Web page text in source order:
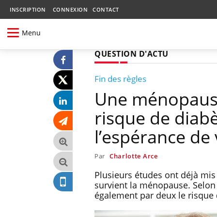
INSCRIPTION CONNEXION CONTACT
Menu
QUESTION D'ACTU
Fin des règles
Une
risque de
l’espérance de
Par Charlotte Arce
Plusieurs études ont déjà
survient la ménopause.
également par deux le